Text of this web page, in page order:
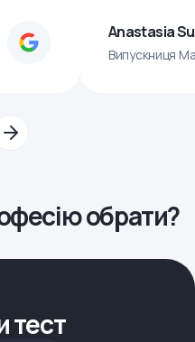
Anastasia
Випускниця
обрати?
тест